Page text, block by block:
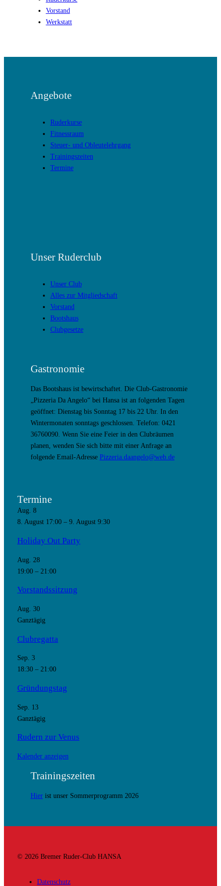
Vorstand
Werkstatt
Angebote
Ruderkurse
Fitnessraum
Steuer- und Obleutelehrgang
Trainingszeiten
Termine
Unser Ruderclub
Unser Club
Alles zur Mitgliedschaft
Vorstand
Bootshaus
Clubgesetze
Gastronomie
Das Bootshaus ist bewirtschaftet. Die Club-Gastronomie
„Pizzeria Da Angelo“ bei Hansa ist an folgenden Tagen
geöffnet: Dienstag bis Sonntag 17 bis 22 Uhr. In den
Wintermonaten sonntags geschlossen. Telefon: 0421
36760090. Wenn Sie eine Feier in den Clubräumen
planen, wenden Sie sich bitte mit einer Anfrage an
folgende Email-Adresse Pizzeria.daangelo@web.de
Termine
Aug. 8
8. August 17:00– 9. August 9:30
Holiday Out Party
Aug. 28
19:00– 21:00
Vorstandssitzung
Aug. 30
Ganztägig
Clubregatta
Sep. 3
18:30– 21:00
Gründungstag
Sep. 13
Ganztägig
Rudern zur Venus
Kalender anzeigen
Trainingszeiten
Hierist unser Sommerprogramm 2026
© 2026 Bremer Ruder-Club HANSA
Datenschutz